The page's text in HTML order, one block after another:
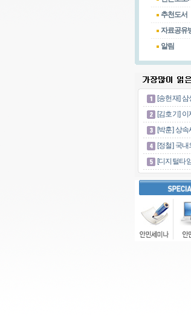
추천도서
자료공유
알림
[송헌재]
[김호기]
[박훈] 상
[정철] 국
[디지털타